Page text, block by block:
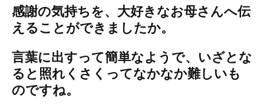
感謝の気持ちを、大好きなお母さんへ伝
えることができましたか。
言葉に出すって簡単なようで、いざとな
ると照れくさくってなかなか難しいも
のですね。